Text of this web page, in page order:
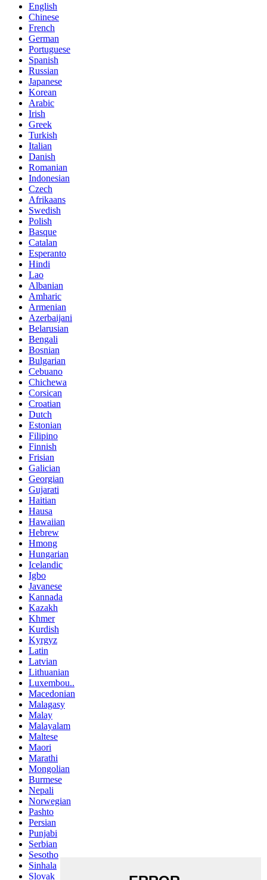
English
Chinese
French
German
Portuguese
Spanish
Russian
Japanese
Korean
Arabic
Irish
Greek
Turkish
Italian
Danish
Romanian
Indonesian
Czech
Afrikaans
Swedish
Polish
Basque
Catalan
Esperanto
Hindi
Lao
Albanian
Amharic
Armenian
Azerbaijani
Belarusian
Bengali
Bosnian
Bulgarian
Cebuano
Chichewa
Corsican
Croatian
Dutch
Estonian
Filipino
Finnish
Frisian
Galician
Georgian
Gujarati
Haitian
Hausa
Hawaiian
Hebrew
Hmong
Hungarian
Icelandic
Igbo
Javanese
Kannada
Kazakh
Khmer
Kurdish
Kyrgyz
Latin
Latvian
Lithuanian
Luxembou..
Macedonian
Malagasy
Malay
Malayalam
Maltese
Maori
Marathi
Mongolian
Burmese
Nepali
Norwegian
Pashto
Persian
Punjabi
Serbian
Sesotho
Sinhala
Slovak